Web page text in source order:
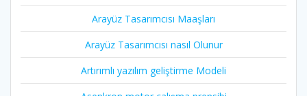
Arayüz Tasarımcısı Maaşları
Arayüz Tasarımcısı nasıl Olunur
Artırımlı yazılım geliştirme Modeli